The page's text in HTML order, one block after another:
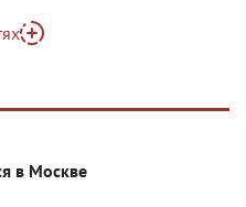
в Москве